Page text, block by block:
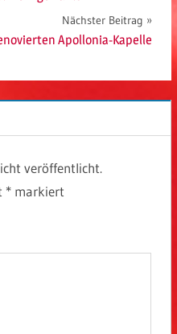
Nächster Beitrag
Apollonia-Kapelle
veröffentlicht.
*markiert